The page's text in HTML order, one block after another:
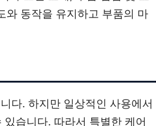
와 동작을 유지하고 부품의 마
다. 하지만 일상적인 사용에서
습니다. 따라서 특별한 케어